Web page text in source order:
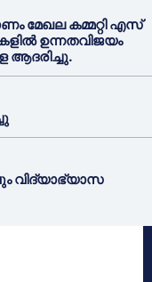
മേഖല കമ്മറ്റി എസ്
ഉന്നതവിജയം
ആദരിച്ചു.
വിദ്യാഭ്യാസ